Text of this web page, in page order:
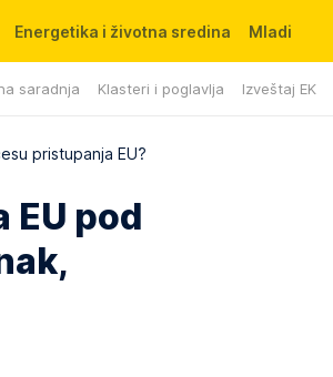
saradnja Klasteri i poglavlja Izveštaj EK
Energetika i životna sredina Mladi
pristupanja EU?
pod